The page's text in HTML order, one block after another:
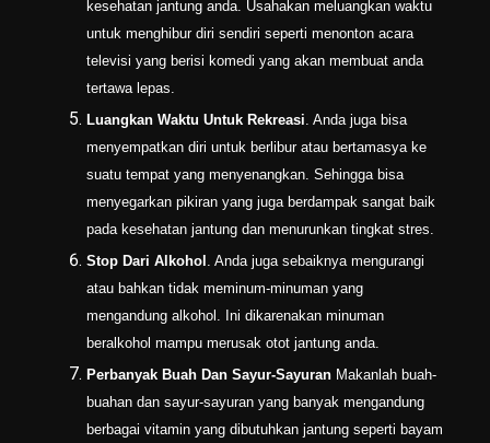
kesehatan jantung anda. Usahakan meluangkan waktu
untuk menghibur diri sendiri seperti menonton acara
televisi yang berisi komedi yang akan membuat anda
tertawa lepas.
Luangkan Waktu Untuk Rekreasi. Anda juga bisa
menyempatkan diri untuk berlibur atau bertamasya ke
suatu tempat yang menyenangkan. Sehingga bisa
menyegarkan pikiran yang juga berdampak sangat baik
pada kesehatan jantung dan menurunkan tingkat stres.
Stop Dari Alkohol . Anda juga sebaiknya mengurangi
atau bahkan tidak meminum-minuman yang
mengandung alkohol. Ini dikarenakan minuman
beralkohol mampu merusak otot jantung anda.
Perbanyak Buah Dan Sayur-Sayuran Makanlah buah-
buahan dan sayur-sayuran yang banyak mengandung
berbagai vitamin yang dibutuhkan jantung seperti bayam